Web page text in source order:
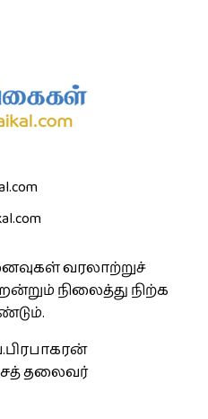
வரலாற்றுச்
நிலைத்து நிற்க
தலைவர்